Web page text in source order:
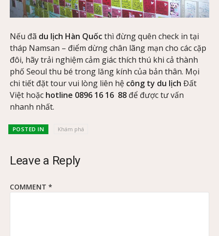
Nếu đã du lịch Hàn Quốcthì đừng quên check in tại
tháp Namsan – điểm dừng chân lãng mạn cho các cặp
đôi, hãy trải nghiệm cảm giác thích thú khi cả thành
phố Seoul thu bé trong lăng kính của bản thân. Mọi
chi tiết đặt tour vui lòng liên hệ công ty du lịch Đất
Việt hoặc hotline 0896 16 16 88 để được tư vấn
nhanh nhất.
POSTED IN Khám phá
Leave a Reply
COMMENT *